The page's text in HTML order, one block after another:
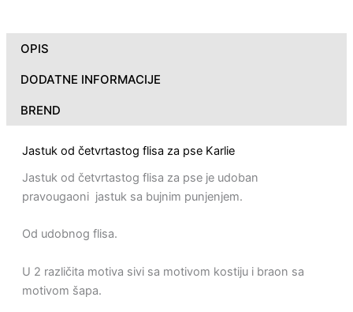
OPIS
DODATNE INFORMACIJE
BREND
Jastuk od četvrtastog flisa za pse Karlie
Jastuk od četvrtastog flisa za pse je udoban
pravougaoni jastuk sa bujnim punjenjem.
Od udobnog flisa.
U 2 različita motiva sivi sa motivom kostiju i braon sa
motivom šapa.